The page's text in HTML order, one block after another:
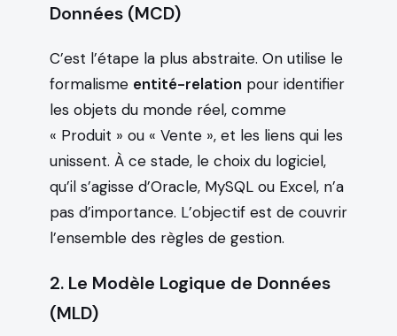
Données (MCD)
C’est l’étape la plus abstraite. On utilise le
formalisme entité-relation pour identifier
les objets du monde réel, comme
« Produit » ou « Vente », et les liens qui les
unissent. À ce stade, le choix du logiciel,
qu’il s’agisse d’Oracle, MySQL ou Excel, n’a
pas d’importance. L’objectif est de couvrir
l’ensemble des règles de gestion.
2. Le Modèle Logique de Données
(MLD)